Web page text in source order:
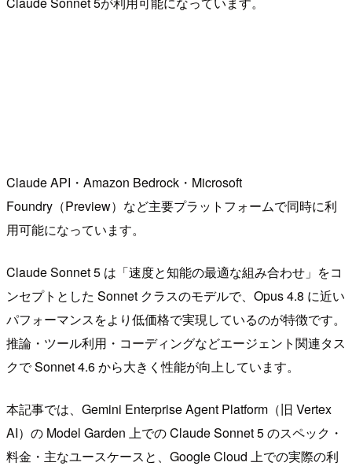
Claude API・Amazon Bedrock・Microsoft
Foundry（Preview）など主要プラットフォームで同時に利
用可能になっています。
Claude Sonnet 5 は「速度と知能の最適な組み合わせ」をコ
ンセプトとした Sonnet クラスのモデルで、Opus 4.8 に近い
パフォーマンスをより低価格で実現しているのが特徴です。
推論・ツール利用・コーディングなどエージェント関連タス
クで Sonnet 4.6 から大きく性能が向上しています。
本記事では、Gemini Enterprise Agent Platform（旧 Vertex
AI）の Model Garden 上での Claude Sonnet 5 のスペック・
料金・主なユースケースと、Google Cloud 上での実際の利